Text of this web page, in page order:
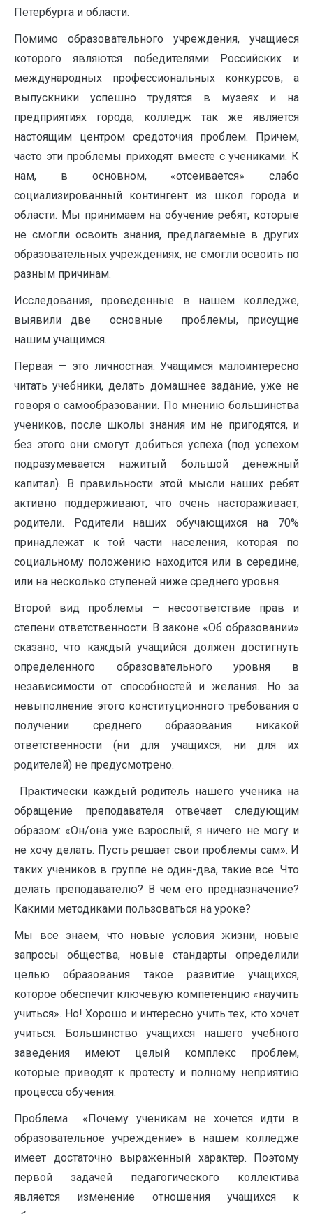
Петербурга и области.
Помимо образовательного учреждения, учащиеся
которого являются победителями Российских и
международных профессиональных конкурсов, а
выпускники успешно трудятся в музеях и на
предприятиях города, колледж так же является
настоящим центром средоточия проблем. Причем,
часто эти проблемы приходят вместе с учениками. К
нам, в основном, «отсеивается» слабо
социализированный контингент из школ города и
области. Мы принимаем на обучение ребят, которые
не смогли освоить знания, предлагаемые в других
образовательных учреждениях, не смогли освоить по
разным причинам.
Исследования, проведенные в нашем колледже,
выявили две основные проблемы, присущие
нашим учащимся.
Первая — это личностная. Учащимся малоинтересно
читать учебники, делать домашнее задание, уже не
говоря о самообразовании. По мнению большинства
учеников, после школы знания им не пригодятся, и
без этого они смогут добиться успеха (под успехом
подразумевается нажитый большой денежный
капитал). В правильности этой мысли наших ребят
активно поддерживают, что очень настораживает,
родители. Родители наших обучающихся на 70%
принадлежат к той части населения, которая по
социальному положению находится или в середине,
или на несколько ступеней ниже среднего уровня.
Второй вид проблемы – несоответствие прав и
степени ответственности. В законе «Об образовании»
сказано, что каждый учащийся должен достигнуть
определенного образовательного уровня в
независимости от способностей и желания. Но за
невыполнение этого конституционного требования о
получении среднего образования никакой
ответственности (ни для учащихся, ни для их
родителей) не предусмотрено.
Практически каждый родитель нашего ученика на
обращение преподавателя отвечает следующим
образом: «Он/она уже взрослый, я ничего не могу и
не хочу делать. Пусть решает свои проблемы сам». И
таких учеников в группе не один-два, такие все. Что
делать преподавателю? В чем его предназначение?
Какими методиками пользоваться на уроке?
Мы все знаем, что новые условия жизни, новые
запросы общества, новые стандарты определили
целью образования такое развитие учащихся,
которое обеспечит ключевую компетенцию «научить
учиться». Но! Хорошо и интересно учить тех, кто хочет
учиться. Большинство учащихся нашего учебного
заведения имеют целый комплекс проблем,
которые приводят к протесту и полному неприятию
процесса обучения.
Проблема «Почему ученикам не хочется идти в
образовательное учреждение» в нашем колледже
имеет достаточно выраженный характер. Поэтому
первой задачей педагогического коллектива
является изменение отношения учащихся к